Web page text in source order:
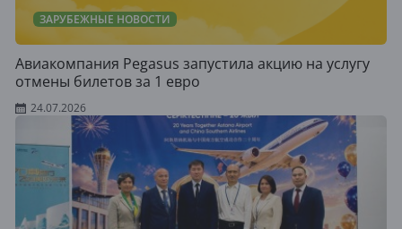
ЗАРУБЕЖНЫЕ НОВОСТИ
Авиакомпания Pegasus запустила акцию на услугу
отмены билетов за 1 евро
24.07.2026